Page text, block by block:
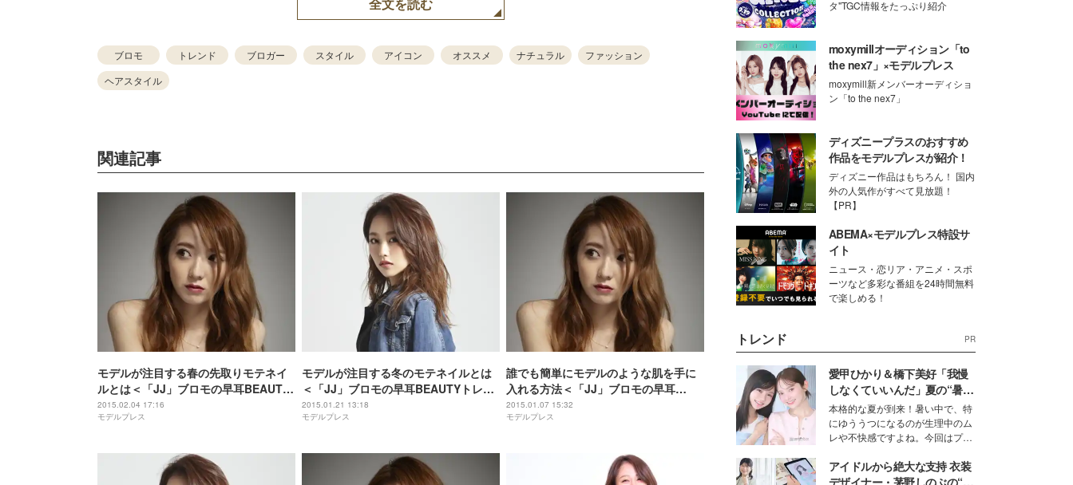
ブロモ トレンド ブロガー スタイル アイコン オススメ ナチュラル
ファッション
ヘアスタイル
関連記事
モデルが注目する春の先取りモテネイ
ルとは＜「JJ」ブロモの早耳BEAUTY
トレンドVol.17＞
2015.02.04 17:16
モデルプレス
モデルが注目する冬のモテネイルとは
＜「JJ」ブロモの早耳BEAUTYトレン
ドVol.16＞
2015.01.21 13:18
モデルプレス
誰でも簡単にモデルのような肌を手に
入れる方法＜「JJ」ブロモの早耳
BEAUTYトレンドVol．15＞
2015.01.07 15:32
モデルプレス
タ"TGC情報をたっぷり紹介
moxymillオーディション「to
the nex7」×モデルプレス
moxymill新メンバーオーディショ
ン「to the nex7」
ディズニープラスのおすすめ
作品をモデルプレスが紹介！
ディズニー作品はもちろん！ 国内
外の人気作がすべて見放題！
【PR】
ABEMA×モデルプレス特設サ
イト
ニュース・恋リア・アニメ・スポ
ーツなど多彩な番組を24時間無料
で楽しめる！
トレンド PR
愛甲ひかり＆橋下美好「我慢
しなくていいんだ」夏の“暑さ
対策”の新しい選択肢とは？
本格的な夏が到来！暑い中で、特
にゆううつになるのが生理中のム
レや不快感ですよね。今回はプラ
モデル・愛甲ひかりさんと橋下美
好さんを迎えて本音で女子会トー
アイドルから絶大な支持 衣装
デザイナー・茅野しのぶの“可